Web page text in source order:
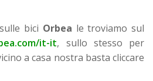
bici Orbea le troviamo sul
it-it, sullo stesso per
a casa nostra basta cliccare